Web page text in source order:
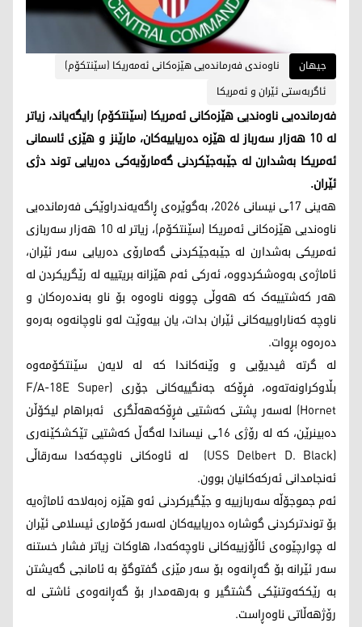
جیهان
ناوەندی فەرماندەیی هێزەکانی ئەمەریکا (سێنتکۆم)
ئاگربەستی ئێران و ئەمریکا
فەرماندەیی ناوەندیی هێزەکانی ئەمریکا (سێنتکۆم) رایگەیاند، زیاتر
لە 10 هەزار سەرباز لە هێزە دەریاییەکان، مارێنز و هێزی ئاسمانی
ئەمریکا بەشدارن لە جێبەجێکردنی گەمارۆیەکی دەریایی توند دژی
ئێران.
هەینی 17ـی نیسانی 2026، بەگوێرەی ڕاگەیەندراوێکی فەرماندەیی
ناوەندیی هێزەکانی ئەمریکا (سێنتکۆم)، زیاتر لە 10 هەزار سەربازی
ئەمریکی بەشدارن لە جێبەجێکردنی گەمارۆی دەریایی سەر ئێران،
ئاماژەی بەوەشکردووە، ئەرکی ئەم هێزانە بریتییە لە رێگریکردن لە
هەر کەشتییەک کە هەوڵی چوونە ناوەوە بۆ ناو بەندەرەکان و
ناوچە کەناراوییەکانی ئێران بدات، یان بیەوێت لەو ناوچانەوە بەرەو
دەرەوە بڕوات.
لە گرتە ڤیدیۆیی و وێنەکاندا کە لە لایەن سێنتکۆمەوە
بڵاوکراونەتەوە، فڕۆکە جەنگییەکانی جۆری (F/A-18E Super
Hornet) لەسەر پشتی کەشتیی فڕۆکەهەڵگری ئەبراهام لیکۆڵن
دەبینرێن، کە لە رۆژی 16ـی نیساندا لەگەڵ کەشتیی تێکشکێنەری
(USS Delbert D. Black) لە ئاوەکانی ناوچەکەدا سەرقاڵی
ئەنجامدانی ئەرکەکانیان بوون.
ئەم جموجۆڵە سەربازییە و جێگیرکردنی ئەو هێزە زەبەلاحە ئاماژەیە
بۆ توندترکردنی گوشارە دەریاییەکان لەسەر کۆماری ئیسلامی ئێران
لە چوارچێوەی ئاڵۆزییەکانی ناوچەکەدا، هاوکات زیاتر فشار خستنە
سەر ئێرانە بۆ گەڕانەوە بۆ سەر مێزی گفتوگۆ بە ئامانجی گەیشتن
بە رێککەوتنێکی گشتگیر و بەرهەمدار بۆ گەڕانەوەی ئاشتی لە
رۆژهەڵاتی ناوەڕاست.